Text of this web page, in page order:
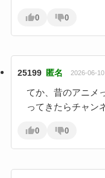
0 0
25199 匿名 2026-06-
てか、昔のアニメ
ってきたらチャン
0 0